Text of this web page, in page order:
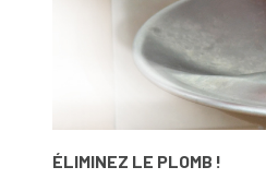
ÉLIMINEZ LE PLOMB !